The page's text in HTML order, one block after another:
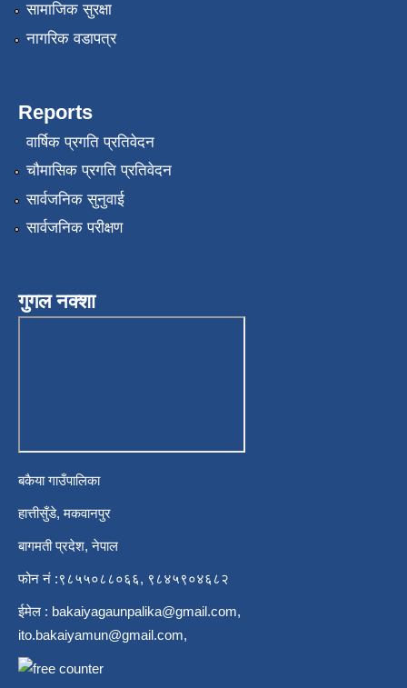
सामाजिक सुरक्षा
नागरिक वडापत्र
Reports
वार्षिक प्रगति प्रतिवेदन
चौमासिक प्रगति प्रतिवेदन
सार्वजनिक सुनुवाई
सार्वजनिक परीक्षण
गुगल नक्शा
बकैया गाउँपालिका
हात्तीसुँडे, मकवानपुर
बागमती प्रदेश, नेपाल
फोन नं :९८५५०८८०६६, ९८४५९०४६८२
ईमेल : bakaiyagaunpalika@gmail.com,
ito.bakaiyamun@gmail.com,